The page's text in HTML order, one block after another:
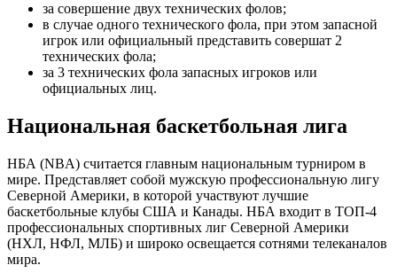
за совершение двух технических фолов;
в случае одного технического фола, при этом запасной
игрок или официальный представить совершат 2
технических фола;
за 3 технических фола запасных игроков или
официальных лиц.
Национальная баскетбольная лига
НБА (NBA) считается главным национальным турниром в
мире. Представляет собой мужскую профессиональную лигу
Северной Америки, в которой участвуют лучшие
баскетбольные клубы США и Канады. НБА входит в ТОП-4
профессиональных спортивных лиг Северной Америки
(НХЛ, НФЛ, МЛБ) и широко освещается сотнями телеканалов
мира.